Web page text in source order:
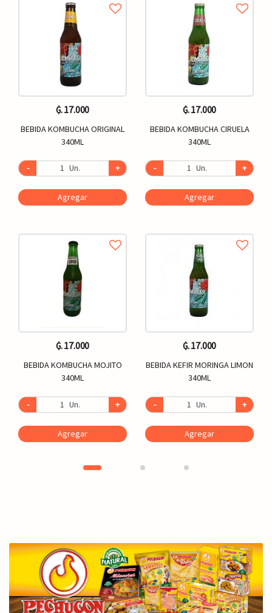
₲. 17.000
BEBIDA KOMBUCHA ORIGINAL
340ML
- Un. +
Agregar
₲. 17.000
BEBIDA KOMBUCHA MOJITO
340ML
- Un. +
Agregar
₲. 17.000
BEBIDA KOMBUCHA CIRUELA
340ML
- Un. +
Agregar
₲. 17.000
BEBIDA KEFIR MORINGA LIMON
340ML
- Un. +
Agregar